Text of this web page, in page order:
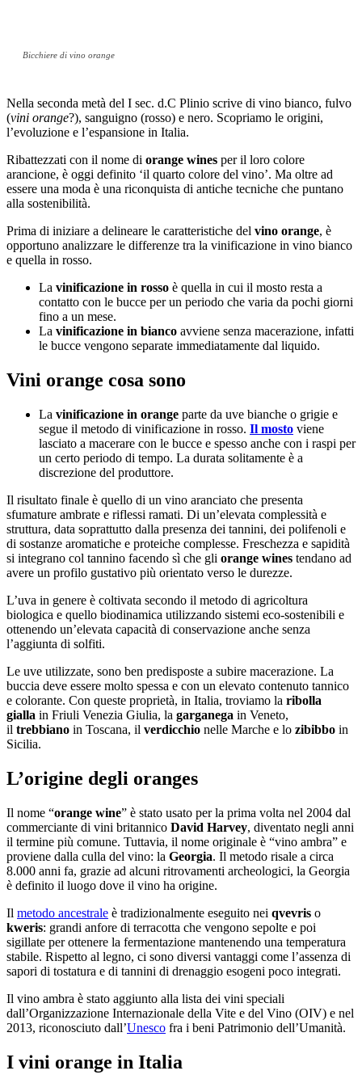
Bicchiere di vino orange
Nella seconda metà del I sec. d.C Plinio scrive di vino bianco, fulvo
(vini orange?), sanguigno (rosso) e nero. Scopriamo le origini,
l’evoluzione e l’espansione in Italia.
Ribattezzati con il nome di orange wines per il loro colore
arancione, è oggi definito ‘il quarto colore del vino’. Ma oltre ad
essere una moda è una riconquista di antiche tecniche che puntano
alla sostenibilità.
Prima di iniziare a delineare le caratteristiche del vino orange, è
opportuno analizzare le differenze tra la vinificazione in vino bianco
e quella in rosso.
La vinificazione in rosso è quella in cui il mosto resta a
contatto con le bucce per un periodo che varia da pochi giorni
fino a un mese.
La vinificazione in bianco avviene senza macerazione, infatti
le bucce vengono separate immediatamente dal liquido.
Vini orange cosa sono
La vinificazione in orange parte da uve bianche o grigie e
segue il metodo di vinificazione in rosso. Il mosto viene
lasciato a macerare con le bucce e spesso anche con i raspi per
un certo periodo di tempo. La durata solitamente è a
discrezione del produttore.
Il risultato finale è quello di un vino aranciato che presenta
sfumature ambrate e riflessi ramati. Di un’elevata complessità e
struttura, data soprattutto dalla presenza dei tannini, dei polifenoli e
di sostanze aromatiche e proteiche complesse. Freschezza e sapidità
si integrano col tannino facendo sì che gli orange wines tendano ad
avere un profilo gustativo più orientato verso le durezze.
L’uva in genere è coltivata secondo il metodo di agricoltura
biologica e quello biodinamica utilizzando sistemi eco-sostenibili e
ottenendo un’elevata capacità di conservazione anche senza
l’aggiunta di solfiti.
Le uve utilizzate, sono ben predisposte a subire macerazione. La
buccia deve essere molto spessa e con un elevato contenuto tannico
e colorante. Con queste proprietà, in Italia, troviamo la ribolla
gialla in Friuli Venezia Giulia, la garganega in Veneto,
il trebbiano in Toscana, il verdicchio nelle Marche e lo zibibbo in
Sicilia.
L’origine degli oranges
Il nome “orange wine” è stato usato per la prima volta nel 2004 dal
commerciante di vini britannico David Harvey, diventato negli anni
il termine più comune. Tuttavia, il nome originale è “vino ambra” e
proviene dalla culla del vino: la Georgia. Il metodo risale a circa
8.000 anni fa, grazie ad alcuni ritrovamenti archeologici, la Georgia
è definito il luogo dove il vino ha origine.
Il metodo ancestrale è tradizionalmente eseguito nei qvevris o
kweris: grandi anfore di terracotta che vengono sepolte e poi
sigillate per ottenere la fermentazione mantenendo una temperatura
stabile. Rispetto al legno, ci sono diversi vantaggi come l’assenza di
sapori di tostatura e di tannini di drenaggio esogeni poco integrati.
Il vino ambra è stato aggiunto alla lista dei vini speciali
dall’Organizzazione Internazionale della Vite e del Vino (OIV) e nel
2013, riconosciuto dall’Unesco fra i beni Patrimonio dell’Umanità.
I vini orange in Italia